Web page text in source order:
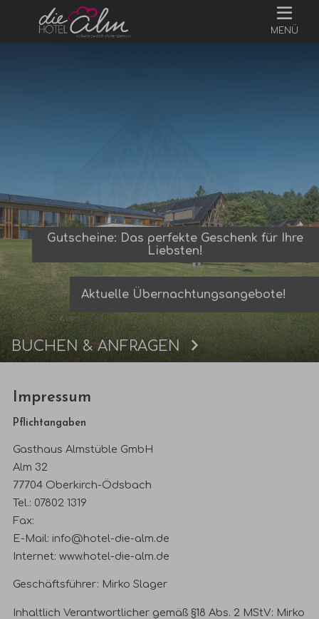
MENÜ
BUCHEN & ANFRAGEN Buchen
Gutscheine: Das perfekte Geschenk für Ihre
Liebsten!
Aktuelle Übernachtungsangebote!
Impressum
Pflichtangaben
Gasthaus Almstüble GmbH
Alm 32
77704 Oberkirch-Ödsbach
Tel.: 07802 1319
Fax:
E-Mail: info@hotel-die-alm.de
Internet:www.hotel-die-alm.de
Geschäftsführer: Mirko Slager
Inhaltlich Verantwortlicher gemäß §18 Abs. 2 MStV: Mirko